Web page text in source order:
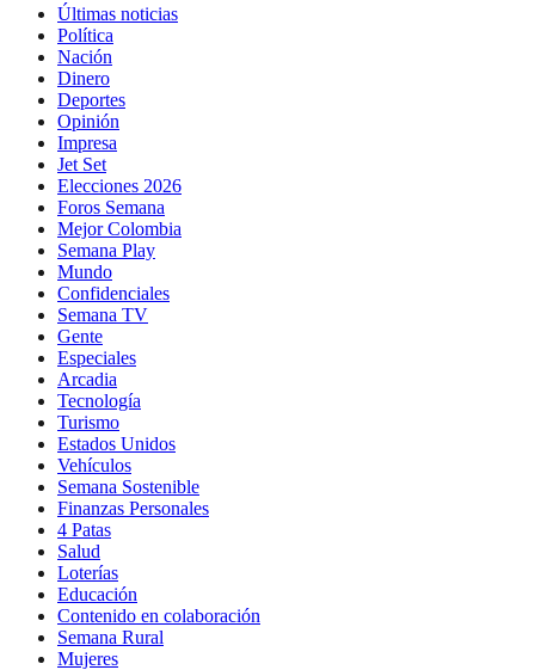
Últimas noticias
Política
Nación
Dinero
Deportes
Opinión
Impresa
Jet Set
Elecciones 2026
Foros Semana
Mejor Colombia
Semana Play
Mundo
Confidenciales
Semana TV
Gente
Especiales
Arcadia
Tecnología
Turismo
Estados Unidos
Vehículos
Semana Sostenible
Finanzas Personales
4 Patas
Salud
Loterías
Educación
Contenido en colaboración
Semana Rural
Mujeres